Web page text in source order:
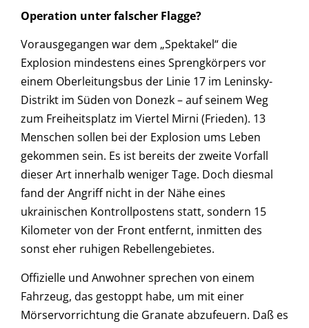
Operation unter falscher Flagge?
Vorausgegangen war dem „Spektakel“ die
Explosion mindestens eines Sprengkörpers vor
einem Oberleitungsbus der Linie 17 im Leninsky-
Distrikt im Süden von Donezk – auf seinem Weg
zum Freiheitsplatz im Viertel Mirni (Frieden). 13
Menschen sollen bei der Explosion ums Leben
gekommen sein. Es ist bereits der zweite Vorfall
dieser Art innerhalb weniger Tage. Doch diesmal
fand der Angriff nicht in der Nähe eines
ukrainischen Kontrollpostens statt, sondern 15
Kilometer von der Front entfernt, inmitten des
sonst eher ruhigen Rebellengebietes.
Offizielle und Anwohner sprechen von einem
Fahrzeug, das gestoppt habe, um mit einer
Mörservorrichtung die Granate abzufeuern. Daß es